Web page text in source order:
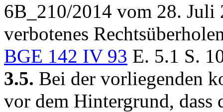
6B_210/2014 vom 28. Juli
verbotenes
BGE 142 IV 93 E. 5.1 S.
3.5. Bei der vorliegenden
vor dem Hintergrund,